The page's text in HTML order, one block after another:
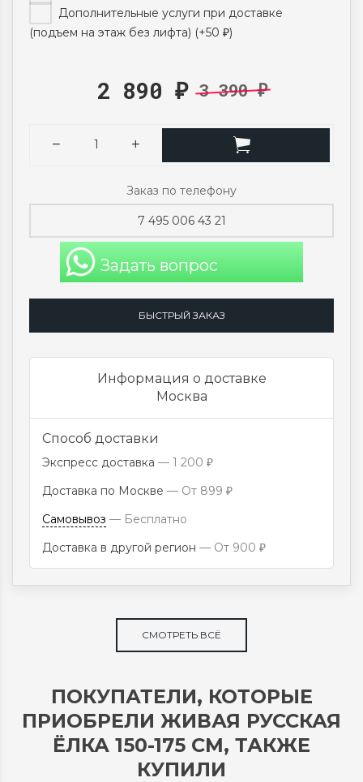
Дополнительные услуги при доставке
(подъем на этаж без лифта) (+50 ₽)
2 890 ₽ 3 390₽
Заказ по телефону
7 495 006 43 21
Задать вопрос
БЫСТРЫЙ ЗАКАЗ
Информация о доставке
Москва
Способ доставки
Экспресс доставка 1 200 ₽
Доставка по Москве От 899 ₽
Самовывоз
Бесплатно
Доставка в другой регион
От 900 ₽
СМОТРЕТЬ ВСЁ
ПОКУПАТЕЛИ, КОТОРЫЕ
ПРИОБРЕЛИ ЖИВАЯ РУССКАЯ
ЁЛКА 150-175 СМ, ТАКЖЕ
КУПИЛИ